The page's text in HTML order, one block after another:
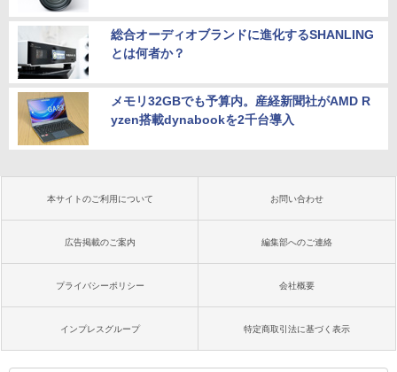
総合オーディオブランドに進化するSHANLING
とは何者か？
メモリ32GBでも予算内。産経新聞社がAMD R
yzen搭載dynabookを2千台導入
本サイトのご利用について お問い合わせ
広告掲載のご案内 編集部へのご連絡
プライバシーポリシー 会社概要
インプレスグループ 特定商取引法に基づく表示